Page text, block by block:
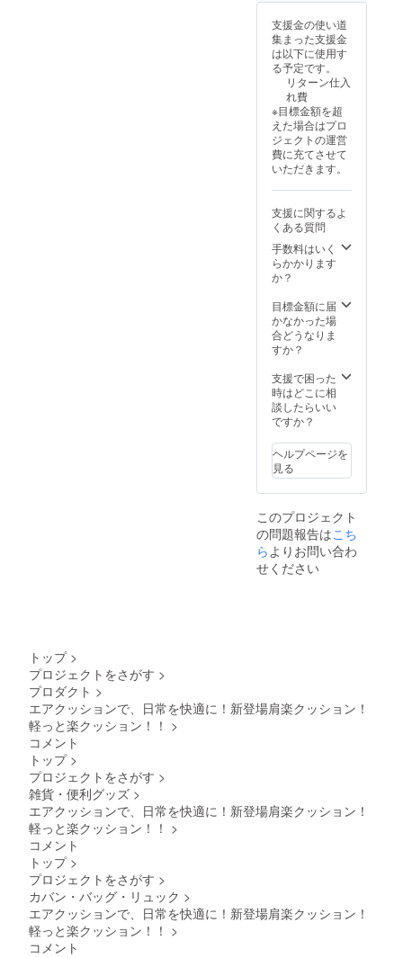
有 ・保
証 3ヶ
月 この
プロ
ジェク
り扱う
リター
ン品は
OEM /
ODM生
産で
支援金の使い道
集まった支援金
は以下に使用す
る予定です。
リターン仕入
れ費
※目標金額を超
えた場合はプロ
ジェクトの運営
費に充てさせて
いただきます。
支援に関するよ
くある質問
手数料はいく
らかかります
か？
目標金額に届
かなかった場
合どうなりま
すか？
支援で困った
時はどこに相
談したらいい
ですか？
ヘルプページを
見る
このプロジェクト
の問題報告はこち
らよりお問い合わ
せください
トップ >
プロジェクトをさがす >
プロダクト >
エアクッションで、日常を快適に！新登場肩楽クッション！
軽っと楽クッション！！ >
コメント
トップ >
プロジェクトをさがす >
雑貨・便利グッズ >
エアクッションで、日常を快適に！新登場肩楽クッション！
軽っと楽クッション！！ >
コメント
トップ >
プロジェクトをさがす >
カバン・バッグ・リュック >
エアクッションで、日常を快適に！新登場肩楽クッション！
軽っと楽クッション！！ >
コメント